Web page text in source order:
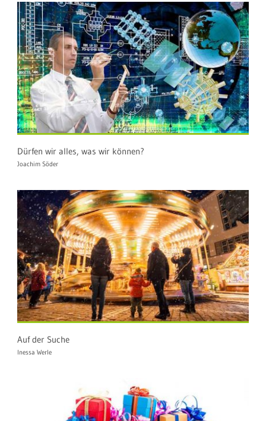
Dürfen wir alles, was wir können?
Joachim Söder
Auf der Suche
Inessa Werle